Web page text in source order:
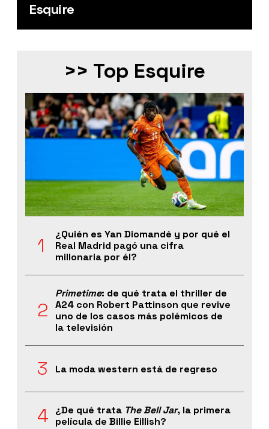
Esquire
>> Top Esquire
¿Quién es Yan Diomandé y por qué el
Real Madrid pagó una cifra
millonaria por él?
Primetime: de qué trata el thriller de
A24 con Robert Pattinson que revive
uno de los casos más polémicos de
la televisión
La moda western está de regreso
¿De qué trata The Bell Jar, la primera
película de Billie Eillish?